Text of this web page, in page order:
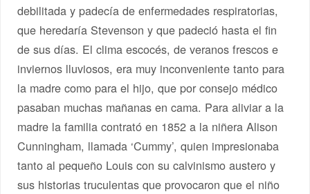
debilitada y padecía de enfermedades respiratorias,
que heredaría Stevenson y que padeció hasta el fin
de sus días. El clima escocés, de veranos frescos e
inviernos lluviosos, era muy inconveniente tanto para
la madre como para el hijo, que por consejo médico
pasaban muchas mañanas en cama. Para aliviar a la
madre la familia contrató en 1852 a la niñera Alison
Cunningham, llamada ‘Cummy’, quien impresionaba
tanto al pequeño Louis con su calvinismo austero y
sus historias truculentas que provocaron que el niño